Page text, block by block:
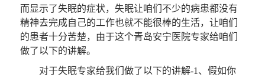
而显示了失眠的症状，失眠让咱们不少的病患都没有
精神去完成自己的工作也就不能很棒的生活，让咱们
的患者十分苦楚，由于这个青岛安宁医院专家给咱们
做了以下的讲解。
对于失眠专家给我们做了以下的讲解-1、假如你